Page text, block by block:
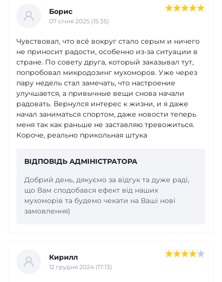
Борис
07 cічня 2025 (15:35)
Чувствовал, что всё вокруг стало серым и ничего
не приносит радости, особенно из-за ситуации в
стране. По совету друга, который заказывал тут,
попробовал микродозинг мухоморов. Уже через
пару недель стал замечать, что настроение
улучшается, а привычные вещи снова начали
радовать. Вернулся интерес к жизни, и я даже
начал заниматься спортом, даже новости теперь
меня так как раньше не заставляю тревожиться.
Короче, реально прикольная штука
ВІДПОВІДЬ АДМІНІСТРАТОРА
Добрий день, дякуємо за відгук та дуже раді,
що Вам сподобався ефект від наших
мухоморів та будемо чекати на Ваші нові
замовлення)
Кирилл
12 грудня 2024 (17:13)